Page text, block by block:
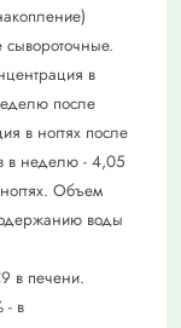
в
после
в ногтях после
в неделю - 4,05
Объем
воды
в печени.
- в